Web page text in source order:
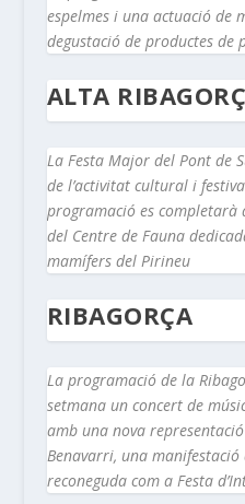
espelmes i una actuació de
degustació de productes de
ALTA
La Festa Major del Pont de
de l’activitat cultural i
programació es
del Centre de Fauna
mamífers del Pirineu
RIBAGORÇA
La programació de la
setmana un concert de
amb una nova
Benavarri, una
reconeguda com a Festa